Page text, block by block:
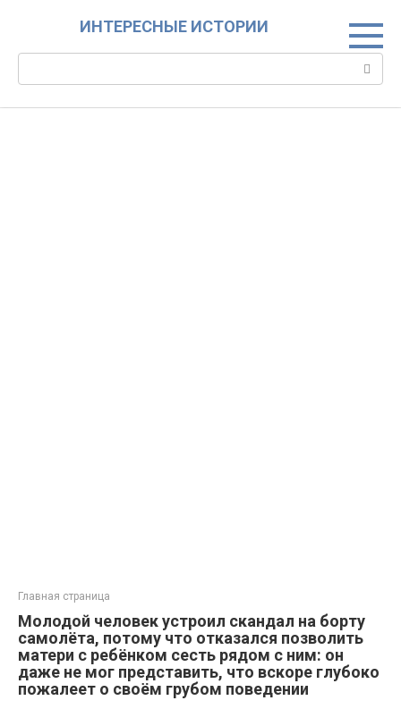
ИНТЕРЕСНЫЕ ИСТОРИИ
Главная страница
Молодой человек устроил скандал на борту
самолёта, потому что отказался позволить
матери с ребёнком сесть рядом с ним: он
даже не мог представить, что вскоре глубоко
пожалеет о своём грубом поведении